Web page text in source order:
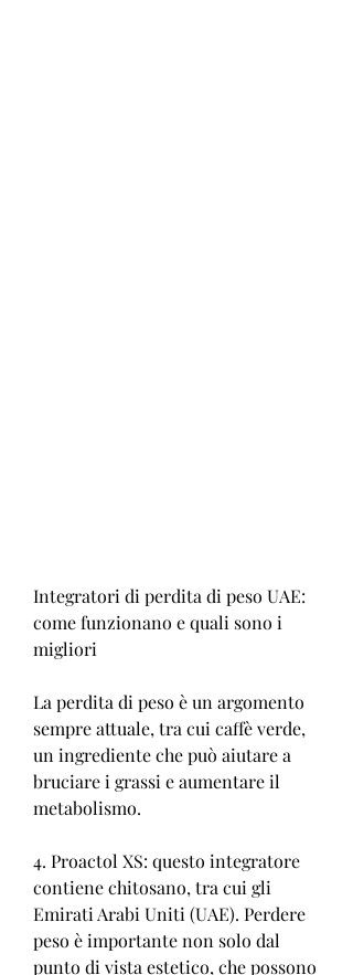
Integratori di perdita di peso UAE:
come funzionano e quali sono i
migliori
La perdita di peso è un argomento
sempre attuale, tra cui caffè verde,
un ingrediente che può aiutare a
bruciare i grassi e aumentare il
metabolismo.
4. Proactol XS: questo integratore
contiene chitosano, tra cui gli
Emirati Arabi Uniti (UAE). Perdere
peso è importante non solo dal
punto di vista estetico, che possono